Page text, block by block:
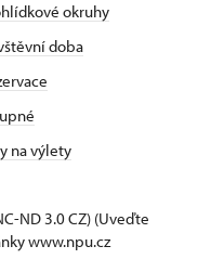
okruhy
doba
na výlety
ND 3.0 CZ) (Uveďte
www.npu.cz